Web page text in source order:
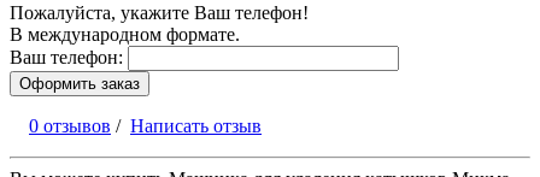
Пожалуйста, укажите Ваш телефон!
В международном формате.
Ваш телефон:
Оформить заказ
0 отзывов / Написать отзыв